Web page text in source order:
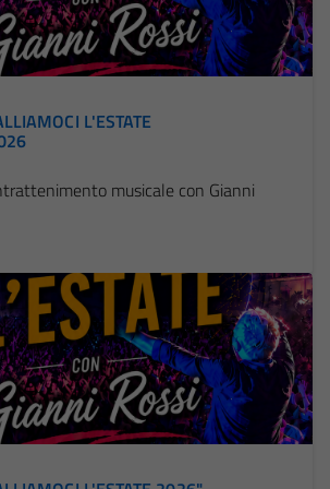
L'ESTATE
musicale con Gianni
Questi cookie
funzionamento
del sito e non
possono
essere
disabilitati.
Questi cookie
non raccolgono
informazioni
personali.